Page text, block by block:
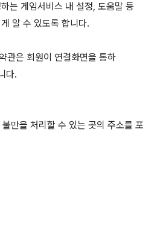
는 게임서비스 내 설정, 도움말 등
알 수 있도록 합니다.
관은 회원이 연결화면을 통하
다.
만을 처리할 수 있는 곳의 주소를 포